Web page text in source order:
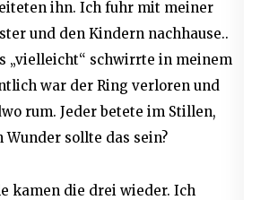
ihn. Ich fuhr mit meiner
und den Kindern nachhause..
„vielleicht“ schwirrte in meinem
war der Ring verloren und
rum. Jeder betete im Stillen,
Wunder sollte das sein?
kamen die drei wieder. Ich